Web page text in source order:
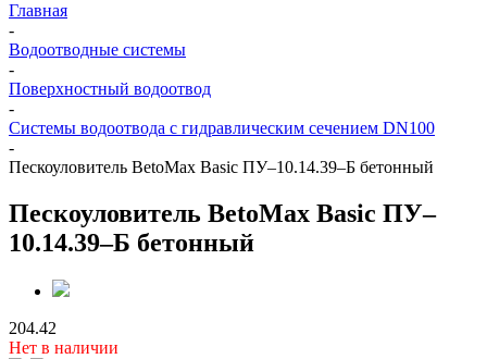
Главная
-
Водоотводные системы
-
Поверхностный водоотвод
-
Системы водоотвода с гидравлическим сечением DN100
-
Пескоуловитель BetoMax Basic ПУ–10.14.39–Б бетонный
Пескоуловитель BetoMax Basic ПУ–
10.14.39–Б бетонный
204.42
Нет в наличии